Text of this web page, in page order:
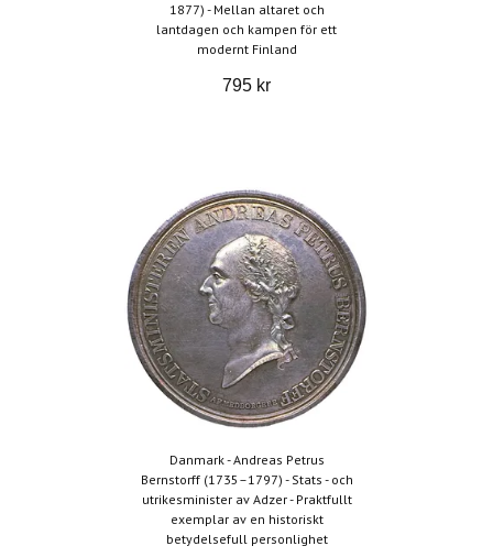
1877) - Mellan altaret och
lantdagen och kampen för ett
modernt Finland
795 kr
Danmark - Andreas Petrus
Bernstorff (1735–1797) - Stats - och
utrikesminister av Adzer - Praktfullt
exemplar av en historiskt
betydelsefull personlighet